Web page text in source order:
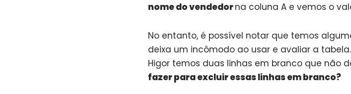
nome do vendedorna coluna A e vemos o
No entanto, é possível notar que temos
deixa um incômodo ao usar e avaliar a
Higor temos duas linhas em branco que não
fazer para excluir essas linhas em branco?